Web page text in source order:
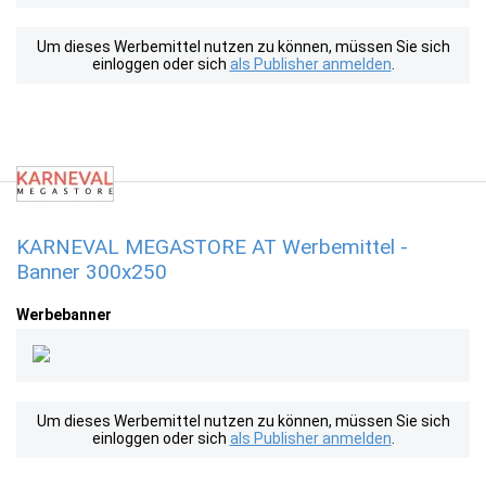
Um dieses Werbemittel nutzen zu können, müssen Sie sich
einloggen oder sich als Publisher anmelden
KARNEVAL MEGASTORE AT Werbemittel -
Banner 300x250
Werbebanner
Um dieses Werbemittel nutzen zu können, müssen Sie sich
einloggen oder sich als Publisher anmelden